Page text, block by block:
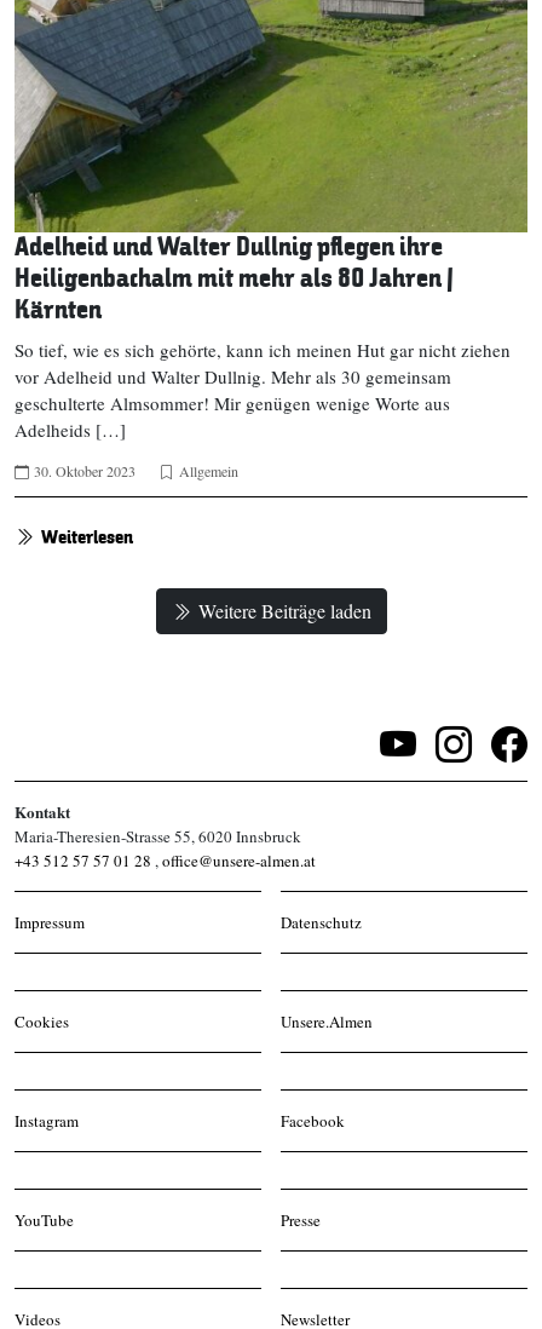
Adelheid und Walter Dullnig pflegen ihre
Heiligenbachalm mit mehr als 80 Jahren |
Kärnten
So tief, wie es sich gehörte, kann ich meinen Hut gar nicht ziehen
vor Adelheid und Walter Dullnig. Mehr als 30 gemeinsam
geschulterte Almsommer! Mir genügen wenige Worte aus
Adelheids […]
30. Oktober 2023 Allgemein
Weiterlesen
Weitere Beiträge laden
Kontakt
Maria-Theresien-Strasse 55, 6020 Innsbruck
+43 512 57 57 01 28 ,office@unsere-almen.at
Impressum Datenschutz
Cookies Unsere.Almen
Instagram Facebook
YouTube Presse
Videos Newsletter